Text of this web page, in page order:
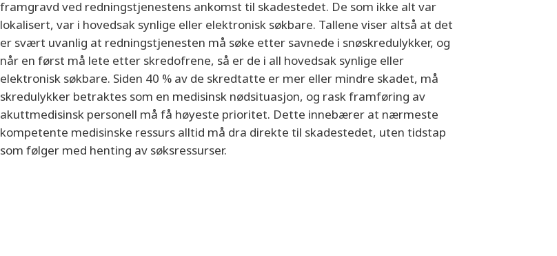
framgravd ved redningstjenestens ankomst til skadestedet. De som ikke alt var
lokalisert, var i hovedsak synlige eller elektronisk søkbare. Tallene viser altså at det
er svært uvanlig at redningstjenesten må søke etter savnede i snøskredulykker, og
når en først må lete etter skredofrene, så er de i all hovedsak synlige eller
elektronisk søkbare. Siden 40 % av de skredtatte er mer eller mindre skadet, må
skredulykker betraktes som en medisinsk nødsituasjon, og rask framføring av
akuttmedisinsk personell må få høyeste prioritet. Dette innebærer at nærmeste
kompetente medisinske ressurs alltid må dra direkte til skadestedet, uten tidstap
som følger med henting av søksressurser.